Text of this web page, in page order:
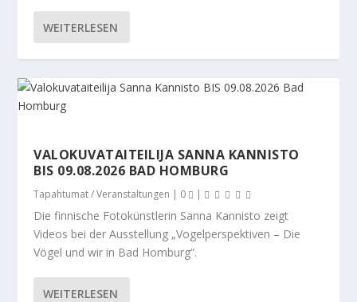
WEITERLESEN
VALOKUVATAITEILIJA SANNA KANNISTO
BIS 09.08.2026 BAD HOMBURG
Tapahtumat / Veranstaltungen | 0 |
Die finnische Fotokünstlerin Sanna Kannisto zeigt
Videos bei der Ausstellung „Vogelperspektiven – Die
Vögel und wir in Bad Homburg“.
WEITERLESEN